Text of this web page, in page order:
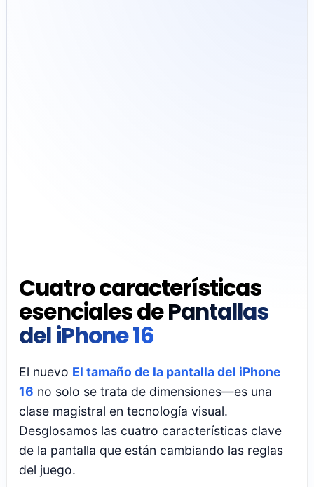
Si estás mirando el nuevo modelo, el
significar una mejor inmersión en pantalla
completa, pero aún podría requerir una
optimización inteligente del contenido
dependiendo de lo que estés viendo.